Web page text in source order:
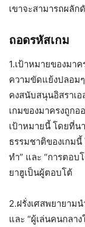
เขาจะสามารถผลั
ถอดรหัสเกม
1.เป้าหมายของมา
ความขัดแย้งปลอม
คงสนับสนุนอิสราเ
เกมของมาครงถูกอ
เป้าหมายนี้ โดยที่น
ธรรมชาติของเกมนี้
ทำ” และ “การตอบ
ยาฮูเป็นผู้ตอบโต้
2.ฝรั่งเศสพยายาม
และ “ผู้เล่นคนกลา